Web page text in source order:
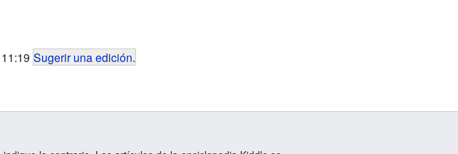
Sugerir una edición.